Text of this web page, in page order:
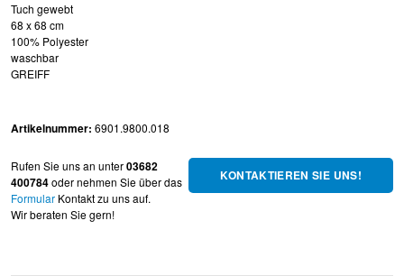
Tuch gewebt
68 x 68 cm
100% Polyester
waschbar
GREIFF
Artikelnummer: 6901.9800.018
KONTAKTIEREN SIE UNS!
Rufen Sie uns an unter03682
400784oder nehmen Sie über das
Formular Kontakt zu uns auf.
Wir beraten Sie gern!